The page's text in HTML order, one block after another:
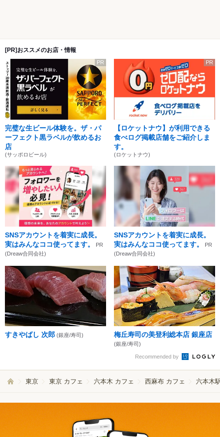
[PR]おススメのお店・情報
PR
完璧な生ビール体験を。ザ・パ
ーフェクト黒ラベルが飲めるお
店
(サッポロビール)
PR
【ロケットナウ】が利用できる
食べログ掲載店舗をご紹介しま
す。
(ロケットナウ)
SNSアカウントを着実に成長。
実はみんなココ使ってます。
PR
(Dreaw合同会社)
SNSアカウントを着実に成長。
実はみんなココ使ってます。
PR
(Dreaw合同会社)
すきやばし 次郎 (銀座/寿司) 梅丘寿司の美登利総本店 銀座店
(銀座/寿司)
Recommended by
東京 東京 カフェ 六本木 カフェ 西麻布 カフェ 六本木